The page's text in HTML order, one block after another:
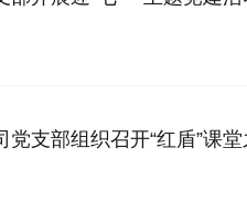
支部组织召开“红盾”课